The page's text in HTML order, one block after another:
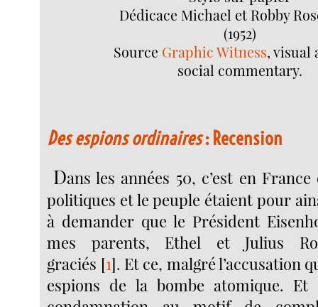
Dédicace Michael et Robby
(1952)
Source Graphic Witness, visual
social commentary.
Des espions ordinaires: Recension
Dans les années 50, c’est en
politiques et le peuple étaient pour
à demander que le Président
mes parents, Ethel et Julius
graciés [1]. Et ce, malgré l’accusation
espions de la bombe atomique.